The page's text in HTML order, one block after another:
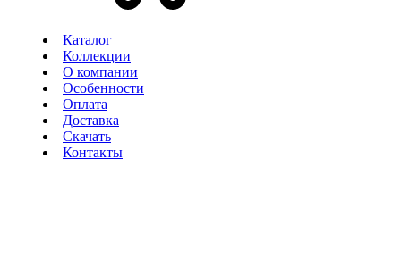
Каталог
Коллекции
О компании
Особенности
Оплата
Доставка
Скачать
Контакты